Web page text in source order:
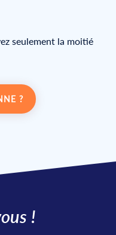
seulement la moitié
?
!